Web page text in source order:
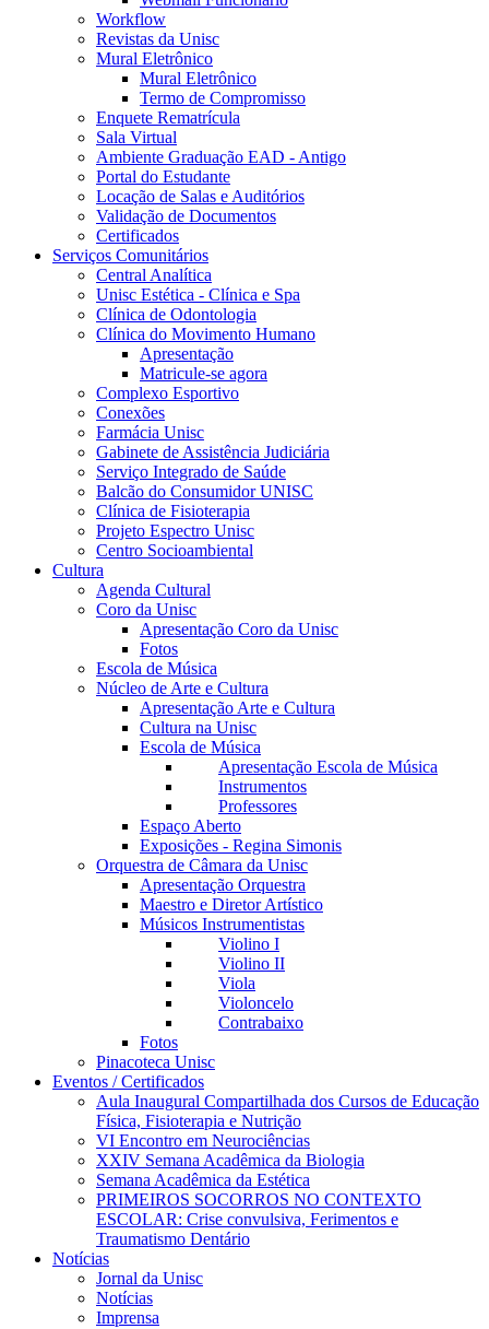
Workflow
Revistas da Unisc
Mural Eletrônico
Mural Eletrônico
Termo de Compromisso
Enquete Rematrícula
Sala Virtual
Ambiente Graduação EAD - Antigo
Portal do Estudante
Locação de Salas e Auditórios
Validação de Documentos
Certificados
Serviços Comunitários
Central Analítica
Unisc Estética - Clínica e Spa
Clínica de Odontologia
Clínica do Movimento Humano
Apresentação
Matricule-se agora
Complexo Esportivo
Conexões
Farmácia Unisc
Gabinete de Assistência Judiciária
Serviço Integrado de Saúde
Balcão do Consumidor UNISC
Clínica de Fisioterapia
Projeto Espectro Unisc
Centro Socioambiental
Cultura
Agenda Cultural
Coro da Unisc
Apresentação Coro da Unisc
Fotos
Escola de Música
Núcleo de Arte e Cultura
Apresentação Arte e Cultura
Cultura na Unisc
Escola de Música
Apresentação Escola de Música
Instrumentos
Professores
Espaço Aberto
Exposições - Regina Simonis
Orquestra de Câmara da Unisc
Apresentação Orquestra
Maestro e Diretor Artístico
Músicos Instrumentistas
Violino I
Violino II
Viola
Violoncelo
Contrabaixo
Fotos
Pinacoteca Unisc
Eventos / Certificados
Aula Inaugural Compartilhada dos Cursos de Educação
Física, Fisioterapia e Nutrição
VI Encontro em Neurociências
XXIV Semana Acadêmica da Biologia
Semana Acadêmica da Estética
PRIMEIROS SOCORROS NO CONTEXTO
ESCOLAR: Crise convulsiva, Ferimentos e
Traumatismo Dentário
Notícias
Jornal da Unisc
Notícias
Imprensa